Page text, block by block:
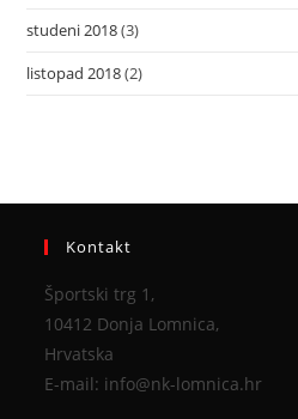
studeni 2018(3)
listopad 2018(2)
Kontakt
Športski trg 1,
10412 Donja Lomnica,
Hrvatska
E-mail: info@nk-lomnica.hr